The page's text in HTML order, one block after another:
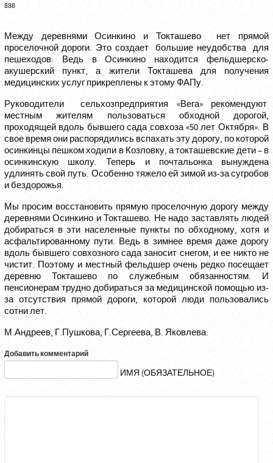
888
Между деревнями Осинкино и Токташево нет прямой
проселочной дороги. Это создает большие неудобства для
пешеходов. Ведь в Осинкино находится фельдшерско-
акушерский пункт, а жители Токташева для получения
медицинских услуг прикреплены к этому ФАПу.
Руководители сельхозпредприятия «Вега» рекомендуют
местным жителям пользоваться обходной дорогой,
проходящей вдоль бывшего сада совхоза «50 лет Октября». В
свое время они распорядились вспахать эту дорогу, по которой
осинкинцы пешком ходили в Козловку, а токташевские дети – в
осинкинскую школу. Теперь и почтальонка вынуждена
удлинять свой путь. Особенно тяжело ей зимой из-за сугробов
и бездорожья.
Мы просим восстановить прямую проселочную дорогу между
деревнями Осинкино и Токташево. Не надо заставлять людей
добираться в эти населенные пункты по обходному, хотя и
асфальтированному пути. Ведь в зимнее время даже дорогу
вдоль бывшего совхозного сада заносит снегом, и ее никто не
чистит. Поэтому и местный фельдшер очень редко посещает
деревню Токташево по служебным обязанностям. И
пенсионерам трудно добираться за медицинской помощью из-
за отсутствия прямой дороги, которой люди пользовались
сотни лет.
М.Андреев, Г.Пушкова, Г.Сергеева, В. Яковлева.
Добавить комментарий
ИМЯ (ОБЯЗАТЕЛЬНОЕ)